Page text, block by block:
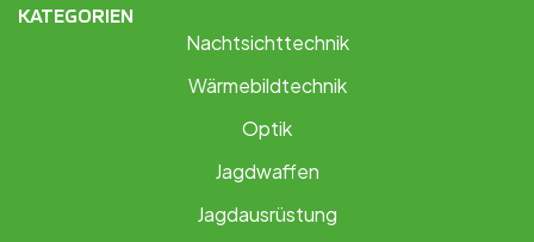
KATEGORIEN
Nachtsichttechnik
Wärmebildtechnik
Optik
Jagdwaffen
Jagdausrüstung